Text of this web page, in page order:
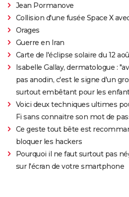
Jean Pormanove
Collision d'une fusée Space X
Orages
Guerre en Iran
Carte de l'éclipse solaire du 12
Isabelle Gallay, dermatologue :
pas anodin, c'est le signe d'un
surtout embêtant pour les
Voici deux techniques ultimes
Fi sans connaitre son mot de
Ce geste tout bête est
bloquer les hackers
Pourquoi il ne faut surtout pas
sur l'écran de votre smartphone